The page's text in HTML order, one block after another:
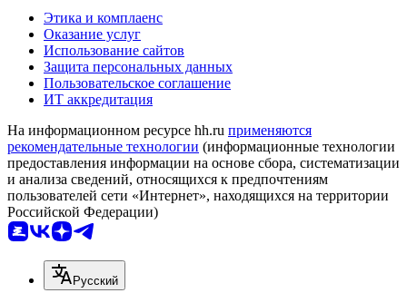
Этика и комплаенс
Оказание услуг
Использование сайтов
Защита персональных данных
Пользовательское соглашение
ИТ аккредитация
На информационном ресурсе hh.ru применяются
рекомендательные технологии (информационные технологии
предоставления информации на основе сбора, систематизации
и анализа сведений, относящихся к предпочтениям
пользователей сети «Интернет», находящихся на территории
Российской Федерации)
Русский